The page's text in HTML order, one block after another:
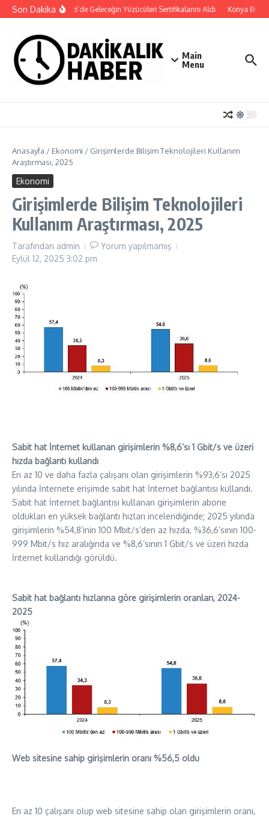
İçeriğe atla
Son DakikaOsmangazi’de Geleceğin Yüzücüleri Sertifikalarını Aldı Konya
Main
Menu
Anasayfa / Ekonomi / Girişimlerde Bilişim Teknolojileri Kullanım
Araştırması, 2025
Ekonomi
Girişimlerde Bilişim Teknolojileri
Kullanım Araştırması, 2025
Tarafından admin
Yorum yapılmamış
Eylül 12, 2025 3:02 pm
Sabit hat İnternet kullanan girişimlerin %8,6’sı 1 Gbit/s ve üzeri
hızda bağlantı kullandı
En az 10 ve daha fazla çalışanı olan girişimlerin %93,6’sı 2025
yılında İnternete erişimde sabit hat İnternet bağlantısı kullandı.
Sabit hat İnternet bağlantısı kullanan girişimlerin abone
oldukları en yüksek bağlantı hızları incelendiğinde; 2025 yılında
girişimlerin %54,8’inin 100 Mbit/s’den az hızda, %36,6’sının 100-
999 Mbit/s hız aralığında ve %8,6’sının 1 Gbit/s ve üzeri hızda
İnternet kullandığı görüldü.
Sabit hat bağlantı hızlarına göre girişimlerin oranları, 2024-
2025
Web sitesine sahip girişimlerin oranı %56,5 oldu
En az 10 çalışanı olup web sitesine sahip olan girişimlerin oranı,